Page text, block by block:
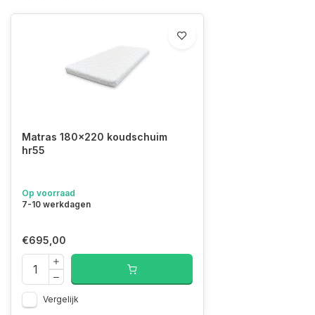
Matras 180x220 koudschuim
hr55
Op voorraad
7-10 werkdagen
€695,00
Vergelijk